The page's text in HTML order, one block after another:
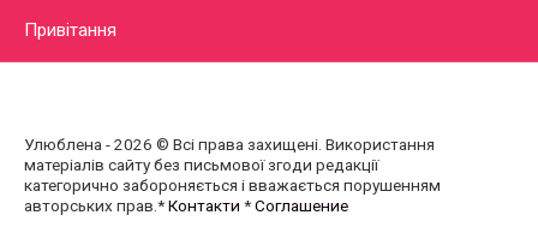
Привітання
Улюблена - 2026 © Всі права захищені. Використання
матеріалів сайту без письмової згоди редакції
категорично забороняється і вважається порушенням
авторських прав.*Контакти *Соглашение